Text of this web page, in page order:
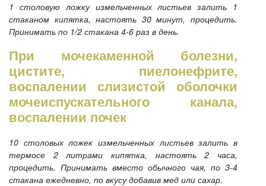
1 столовую ложку измельченных листьев залить 1
стаканом кипятка, настоять 30 минут, процедить.
Принимать по 1/2 стакана 4-6 раз в день.
При мочекаменной болезни,
цистите, пиелонефрите,
воспалении слизистой оболочки
мочеиспускательного канала,
воспалении почек
10 столовых ложек измельченных листьев залить в
термосе 2 литрами кипятка, настоять 2 часа,
процедить. Принимать вместо обычного чая, по 3-4
стакана ежедневно, по вкусу добавив мед или сахар.